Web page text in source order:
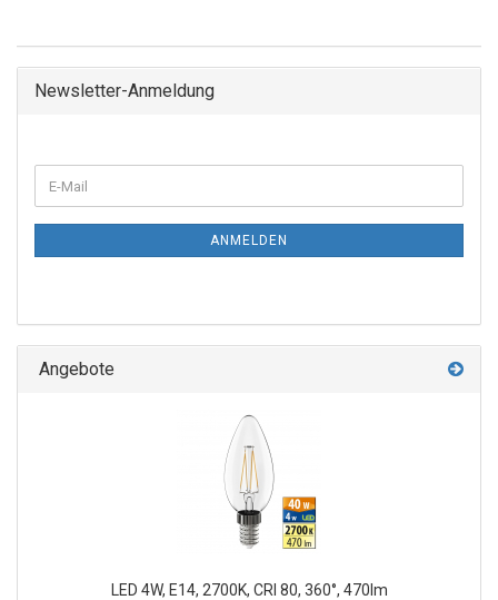
Newsletter-Anmeldung
ANMELDEN
Angebote
LED 4W, E14, 2700K, CRI 80, 360°, 470lm